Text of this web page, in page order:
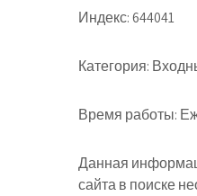
Индекс:644041
Категория:
Время работы:
Данная
сайта в поиске